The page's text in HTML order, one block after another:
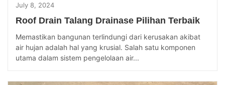
July 8, 2024
Roof Drain Talang Drainase Pilihan Terbaik
Memastikan bangunan terlindungi dari kerusakan akibat
air hujan adalah hal yang krusial. Salah satu komponen
utama dalam sistem pengelolaan air...